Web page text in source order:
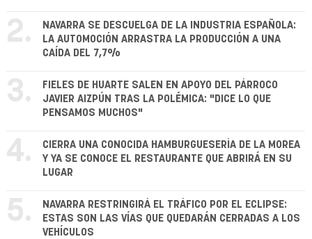
2.
NAVARRA SE DESCUELGA DE LA INDUSTRIA ESPAÑOLA:
LA AUTOMOCIÓN ARRASTRA LA PRODUCCIÓN A UNA
CAÍDA DEL 7,7%
3.
FIELES DE HUARTE SALEN EN APOYO DEL PÁRROCO
JAVIER AIZPÚN TRAS LA POLÉMICA: "DICE LO QUE
PENSAMOS MUCHOS"
4.
CIERRA UNA CONOCIDA HAMBURGUESERÍA DE LA MOREA
Y YA SE CONOCE EL RESTAURANTE QUE ABRIRÁ EN SU
LUGAR
5.
NAVARRA RESTRINGIRÁ EL TRÁFICO POR EL ECLIPSE:
ESTAS SON LAS VÍAS QUE QUEDARÁN CERRADAS A LOS
VEHÍCULOS